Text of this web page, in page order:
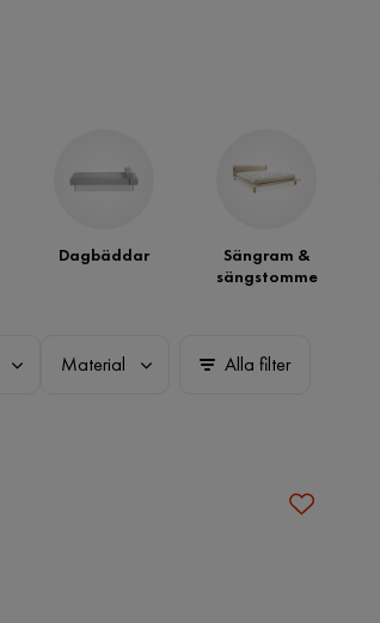
Dagbäddar
Sängram &
sängstomme
Material Alla filter